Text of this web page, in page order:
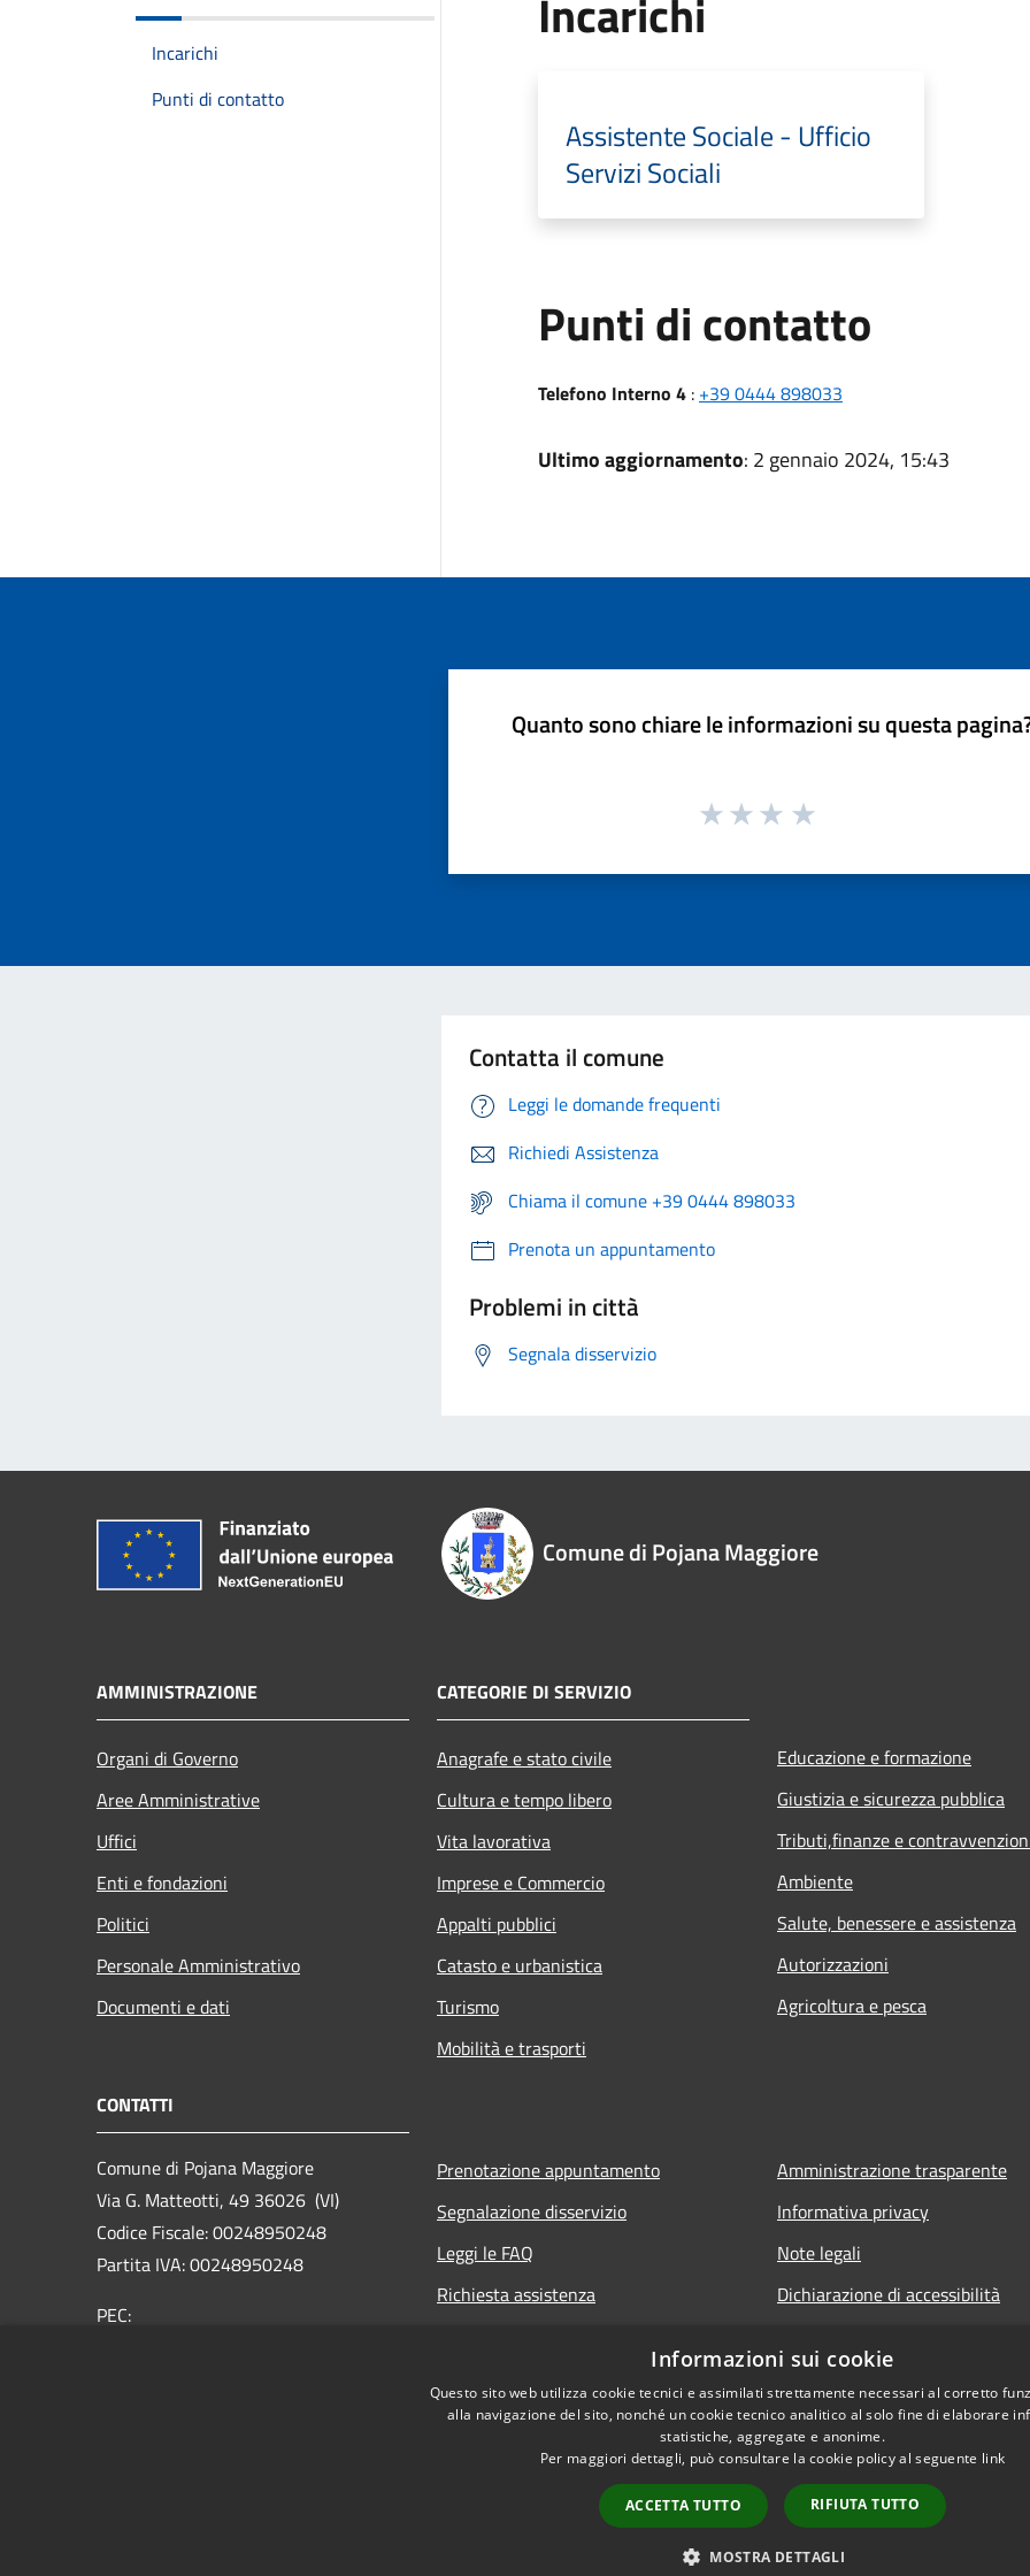
Incarichi
Punti di contatto
Incarichi
Assistente Sociale - Ufficio
Servizi Sociali
Punti di contatto
Telefono Interno 4: +39 0444 898033
Ultimo aggiornamento: 2 gennaio 2024, 15:43
Quanto sono chiare le informazioni su questa
Contatta il comune
Leggi le domande frequenti
Richiedi Assistenza
Chiama il comune +39 0444 898033
Prenota un appuntamento
Problemi in città
Segnala disservizio
Comune di Pojana Maggiore
AMMINISTRAZIONE
Organi di Governo
Aree Amministrative
Uffici
Enti e fondazioni
Politici
Personale Amministrativo
Documenti e dati
CATEGORIE DI SERVIZIO
Anagrafe e stato civile
Cultura e tempo libero
Vita lavorativa
Imprese e Commercio
Appalti pubblici
Catasto e urbanistica
Turismo
Mobilità e trasporti
Educazione e formazione
Giustizia e sicurezza pubblica
Tributi,finanze e
Ambiente
Salute, benessere e assistenza
Autorizzazioni
Agricoltura e pesca
CONTATTI
Comune di Pojana Maggiore
Via G. Matteotti, 49 36026 (VI)
Codice Fiscale: 00248950248
Partita IVA: 00248950248
PEC:
Prenotazione appuntamento
Segnalazione disservizio
Leggi le FAQ
Richiesta assistenza
Amministrazione trasparente
Informativa privacy
Note legali
Dichiarazione di accessibilità
Copyright © 2026 •
Informazioni sui cookie
Questo sito web utilizza cookie tecnici e assimilati strettamente necessari al corretto
alla navigazione del sito, nonché un cookie tecnico analitico al solo fine di elaborare
statistiche, aggregate e anonime.
Per maggiori dettagli, può consultare la cookie policy al seguente link
ACCETTA TUTTO RIFIUTA TUTTO
MOSTRA DETTAGLI